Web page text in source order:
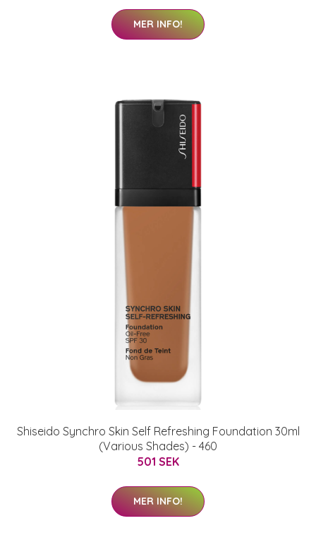
MER INFO!
Shiseido Synchro Skin Self Refreshing Foundation 30ml
(Various Shades) - 460
501 SEK
MER INFO!